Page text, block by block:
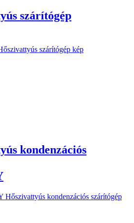
szárítógép
kondenzációs